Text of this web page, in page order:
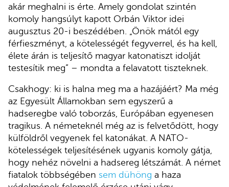
akár meghalni is érte. Amely gondolat szintén
komoly hangsúlyt kapott Orbán Viktor idei
augusztus 20-i beszédében. „Önök mától egy
férfieszményt, a kötelességét fegyverrel, és ha kell,
élete árán is teljesítő magyar katonatiszt idolját
testesítik meg” – mondta a felavatott tiszteknek.
Csakhogy: ki is halna meg ma a hazájáért? Ma még
az Egyesült Államokban sem egyszerű a
hadseregbe való toborzás, Európában egyenesen
tragikus. A németeknél még az is felvetődött, hogy
külföldről vegyenek fel katonákat. A NATO-
kötelességek teljesítésének ugyanis komoly gátja,
hogy nehéz növelni a hadsereg létszámát. A német
fiatalok többségében sem dühöng a haza